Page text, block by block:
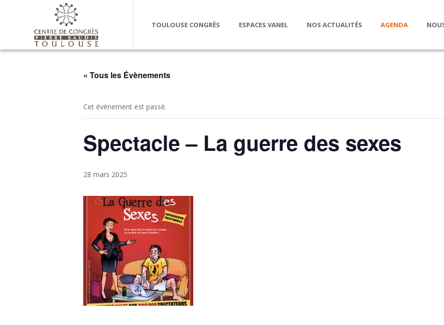
TOULOUSE CONGRÈS ESPACES VANEL NOS ACTUALITÉS AGENDA
« Tous les Évènements
Cet évènement est passé.
Spectacle – La guerre des sexes
28 mars 2025